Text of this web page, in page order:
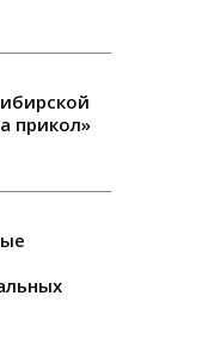
прикол»